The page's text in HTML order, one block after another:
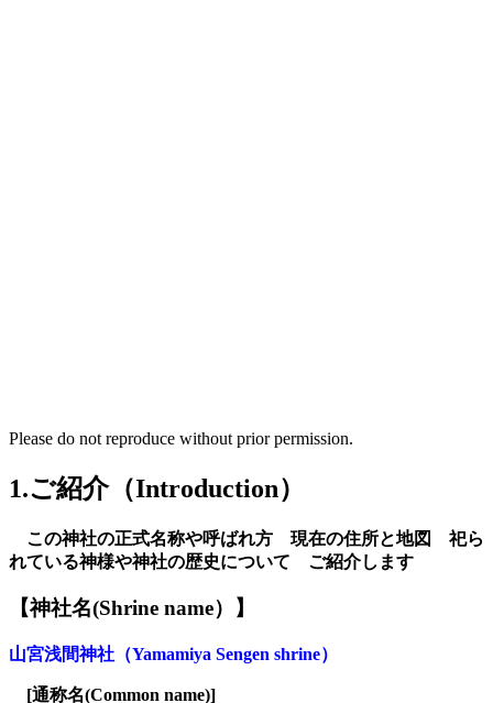
Please do not reproduce without prior permission.
1.ご紹介（Introduction）
この神社の正式名称や呼ばれ方 現在の住所と地図 祀ら
れている神様や神社の歴史について ご紹介します
【神社名(Shrine name） 】
山宮浅間神社（Yamamiya Sengen shrine）
[通称名(Common name)]